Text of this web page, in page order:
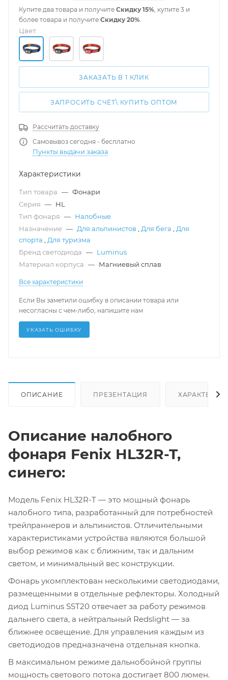
Купите два товара и получите Скидку 15%, купите 3 и
более товара и получите Скидку 20%.
Цвет:
ЗАКАЗАТЬ В 1 КЛИК
ЗАПРОСИТЬ СЧЁТ\ КУПИТЬ ОПТОМ
Рассчитать доставку
Самовывоз сегодня - бесплатно
Пункты выдачи заказа
Характеристики
Тип товара — Фонари
Серия — HL
Тип фонаря — Налобные
Назначение — Для альпинистов Для бега
Для
спорта
Для туризма
Бренд светодиода — Luminus
Материал корпуса — Магниевый сплав
Все характеристики
Если Вы заметили ошибку в описании товара или
несогласны с чем-либо, напишите нам
УКАЗАТЬ ОШИБКУ
ОПИСАНИЕ ПРЕЗЕНТАЦИЯ
Описание налобного
фонаря Fenix HL32R-T,
синего:
Модель Fenix HL32R-T — это мощный фонарь
налобного типа, разработанный для потребностей
трейлраннеров и альпинистов. Отличительными
характеристиками устройства являются большой
выбор режимов как с ближним, так и дальним
светом, и минимальный вес конструкции.
Фонарь укомплектован несколькими светодиодами,
размещенными в отдельные рефлекторы. Холодный
диод Luminus SST20 отвечает за работу режимов
дальнего света, а нейтральный Redslight — за
ближнее освещение. Для управления каждым из
светодиодов предназначена отдельная кнопка.
В максимальном режиме дальнобойной группы
мощность светового потока достигает 800 люмен.